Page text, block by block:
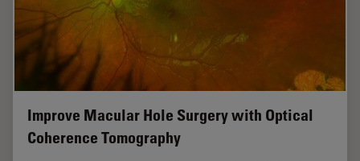
Improve Macular Hole Surgery with Optical
Coherence Tomography